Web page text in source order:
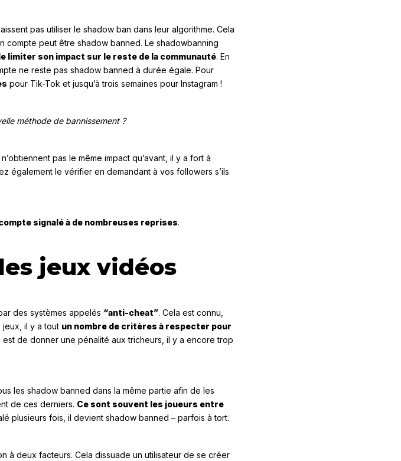
pas utiliser le shadow ban dans leur algorithme. Cela
compte peut être shadow banned. Le shadowbanning
limiter son impact sur le reste de la communauté. En
ne reste pas shadow banned à durée égale. Pour
pour Tik-Tok et jusqu’à trois semaines pour Instagram !
méthode de bannissement ?
pas le même impact qu’avant, il y a fort à
également le vérifier en demandant à vos followers s’ils
signalé à de nombreuses reprises.
jeux vidéos
des systèmes appelés “anti-cheat”. Cela est connu,
il y a tout un nombre de critères à respecter pour
est de donner une pénalité aux tricheurs, il y a encore trop
les shadow banned dans la même partie afin de les
de ces derniers. Ce sont souvent les joueurs entre
plusieurs fois, il devient shadow banned – parfois à tort.
à deux facteurs. Cela dissuade un utilisateur de se créer